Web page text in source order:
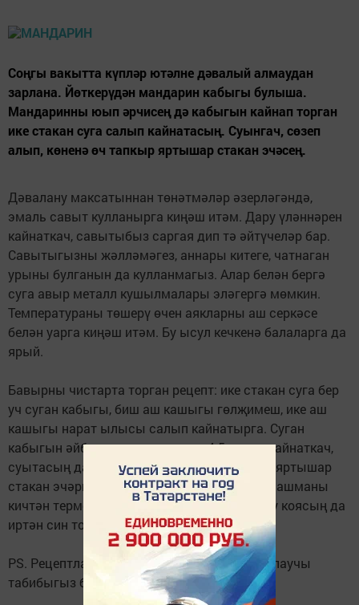
Соңгы вакытта күпләр ютәлне дәвалый алмаудан
зарлана. Йөткерүдән мандарин кабыгы булыша.
Мандаринны юып әрчисең дә кабыгын кайнап торган
ике стакан суга салып кайнатасың. Суынгач, сөзеп
алып, көненә өч тапкыр яртышар стакан эчәсең.
Дәвалану максатыннан төнәтмәләр әзерләгәндә,
эмаль савыт кулланырга киңәш итәм. Дару үләннәрен
кайнаткач, савытыбыз саргая дип тә әйтүчеләр бар.
Савытыгызны жәлләмәгез, аннары китеге, чатнаган
урыны булганын да кулланмагыз. Алар белән бергә
суга авыр металл кушылмалары эләгергә мөмкин.
Температураны төшерү өчен аякларны аш серкәсе
белән уарга киңәш итәм. Бу ысул кечкенә балаларга да
ярый.
Бавырны чистарта торган рецепт: ике стакан суга бер
уч суган кабыгы, биш аш кашыгы гөлҗимеш, ике аш
кашыгы нарат ылысы салып кайнатырга. Суган
кабыгын әйбәтләп юарга кирәк. 4-5 минут кайнаткач,
суытасың да сөзеп алып көненә өч тапкыр яртышар
стакан эчәргә. Җиңелрәк ысулы: әлеге катнашманы
кичтән термоска тутырып, өстенә кайнар су коясың да
иртән син торышка әзер дә була.
PS. Рецептларны кулланыр алдыннан дәвалаучы
табибыгыз белән киңәшләшегез